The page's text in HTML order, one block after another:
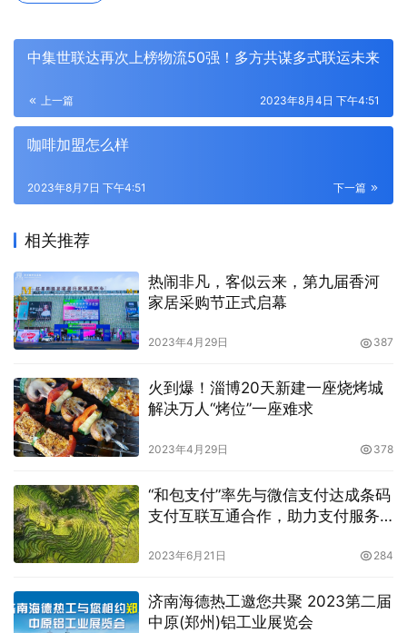
中集世联达再次上榜物流50强！多方共谋多式联运未来
上一篇 2023年8月4日 下午4:51
咖啡加盟怎么样
下一篇
2023年8月7日 下午4:51
相关推荐
热闹非凡，客似云来，第九届香河
家居采购节正式启幕
2023年4月29日 387
火到爆！淄博20天新建一座烧烤城
解决万人“烤位”一座难求
2023年4月29日 378
“和包支付”率先与微信支付达成条码
支付互联互通合作，助力支付服务
2023年6月21日 284
济南海德热工邀您共聚 2023第二届
中原(郑州)铝工业展览会